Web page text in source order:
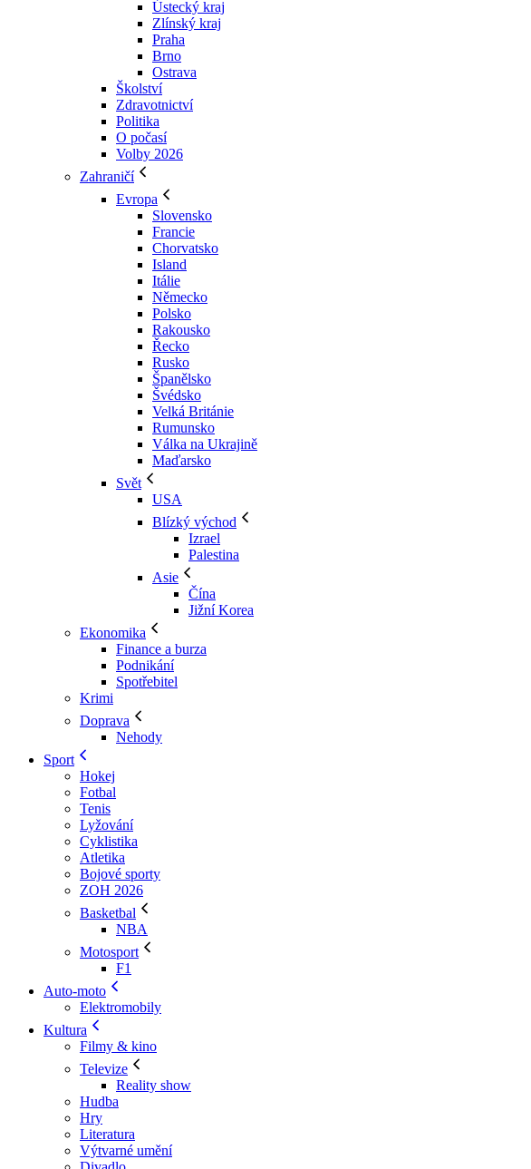
Ústecký kraj
Zlínský kraj
Praha
Brno
Ostrava
Školství
Zdravotnictví
Politika
O počasí
Volby 2026
Zahraničí
Evropa
Slovensko
Francie
Chorvatsko
Island
Itálie
Německo
Polsko
Rakousko
Řecko
Rusko
Španělsko
Švédsko
Velká Británie
Rumunsko
Válka na Ukrajině
Maďarsko
Svět
USA
Blízký východ
Izrael
Palestina
Asie
Čína
Jižní Korea
Ekonomika
Finance a burza
Podnikání
Spotřebitel
Krimi
Doprava
Nehody
Sport
Hokej
Fotbal
Tenis
Lyžování
Cyklistika
Atletika
Bojové sporty
ZOH 2026
Basketbal
NBA
Motosport
F1
Auto-moto
Elektromobily
Kultura
Filmy & kino
Televize
Reality show
Hudba
Hry
Literatura
Výtvarné umění